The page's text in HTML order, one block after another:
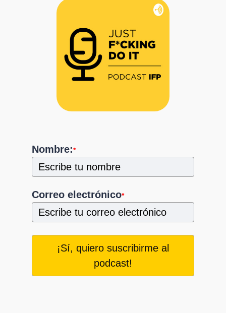
Nombre:*
Correo electrónico*
¡Sí, quiero suscribirme al
podcast!